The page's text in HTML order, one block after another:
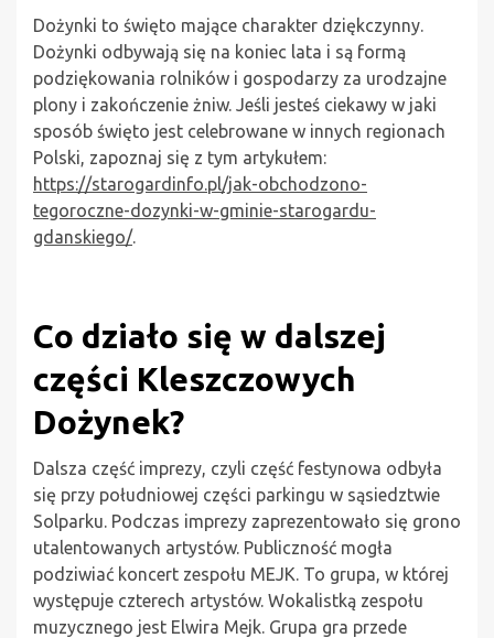
Dożynki to święto mające charakter dziękczynny.
Dożynki odbywają się na koniec lata i są formą
podziękowania rolników i gospodarzy za urodzajne
plony i zakończenie żniw. Jeśli jesteś ciekawy w jaki
sposób święto jest celebrowane w innych regionach
Polski, zapoznaj się z tym artykułem:
https://starogardinfo.pl/jak-obchodzono-
tegoroczne-dozynki-w-gminie-starogardu-
gdanskiego/.
Co działo się w dalszej
części Kleszczowych
Dożynek?
Dalsza część imprezy, czyli część festynowa odbyła
się przy południowej części parkingu w sąsiedztwie
Solparku. Podczas imprezy zaprezentowało się grono
utalentowanych artystów. Publiczność mogła
podziwiać koncert zespołu MEJK. To grupa, w której
występuje czterech artystów. Wokalistką zespołu
muzycznego jest Elwira Mejk. Grupa gra przede